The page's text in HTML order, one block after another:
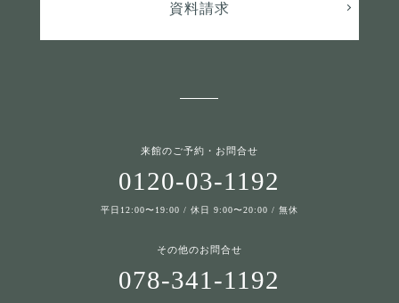
資料請求
来館のご予約・お問合せ
0120-03-1192
平日12:00〜19:00 / 休日 9:00〜20:00 / 無休
その他のお問合せ
078-341-1192